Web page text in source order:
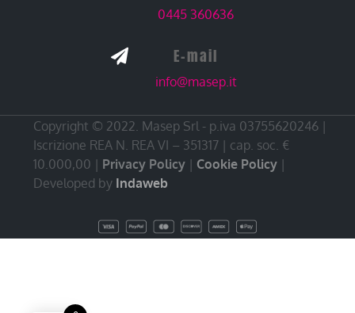
0445 360636
 E-mail
info@masep.it
Copyright © 2022. Masep Srl - p.iva 03755620246 |
Iscrizione REA N. REA VI – 351317 | cap. soc. €
10.000,00 | Privacy Policy | Cookie Policy |
Developed by Indaweb